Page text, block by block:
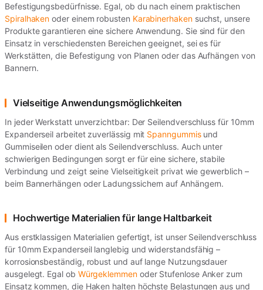
Befestigungsbedürfnisse. Egal, ob du nach einem praktischen
Spiralhaken oder einem robusten Karabinerhakensuchst, unsere
Produkte garantieren eine sichere Anwendung. Sie sind für den
Einsatz in verschiedensten Bereichen geeignet, sei es für
Werkstätten, die Befestigung von Planen oder das Aufhängen von
Bannern.
Vielseitige Anwendungsmöglichkeiten
In jeder Werkstatt unverzichtbar: Der Seilendverschluss für 10mm
Expanderseil arbeitet zuverlässig mit Spanngummisund
Gummiseilen oder dient als Seilendverschluss. Auch unter
schwierigen Bedingungen sorgt er für eine sichere, stabile
Verbindung und zeigt seine Vielseitigkeit privat wie gewerblich –
beim Bannerhängen oder Ladungssichern auf Anhängern.
Hochwertige Materialien für lange Haltbarkeit
Aus erstklassigen Materialien gefertigt, ist unser Seilendverschluss
für 10mm Expanderseil langlebig und widerstandsfähig –
korrosionsbeständig, robust und auf lange Nutzungsdauer
ausgelegt. Egal ob Würgeklemmenoder Stufenlose Anker zum
Einsatz kommen, die Haken halten höchste Belastungen aus und